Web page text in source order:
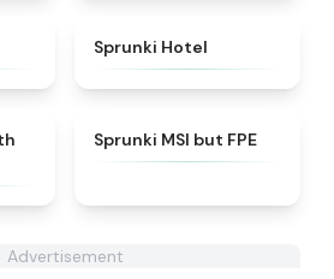
Sprunki Hotel
★
Sprunki MSI but FPE
Advertisement